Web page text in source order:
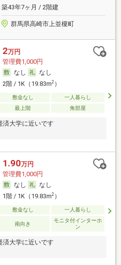
築43年7ヶ月 / 2階建
群馬県高崎市上並榎町
2万円
管理費1,000円
なし
なし
2階 / 1K（19.83m2）
敷金なし
一人暮らし
最上階 角部屋
済大学に近いです
1.90万円
管理費1,000円
なし
なし
1階 / 1K（19.83m2）
敷金なし 一人暮らし
南向き
モニタ付インターホ
ン
済大学に近いです